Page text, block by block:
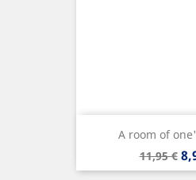
A room of
Precio
base
11,95 €